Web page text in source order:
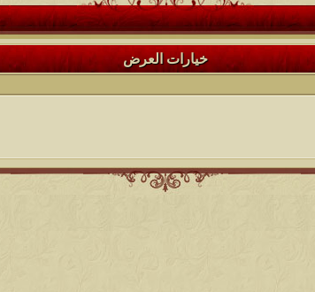
خيارات العرض